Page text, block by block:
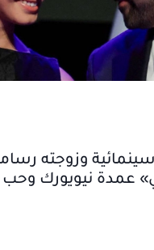
وزوجته
عمدة نيويورك وحب